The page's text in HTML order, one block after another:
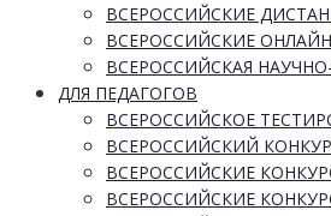
ВСЕРОССИЙСКИЕ
ВСЕРОССИЙСКИЕ
ВСЕРОССИЙСКАЯ
ДЛЯ ПЕДАГОГОВ
ВСЕРОССИЙСКОЕ
ВСЕРОССИЙСКИЙ
ВСЕРОССИЙСКИЕ
ВСЕРОССИЙСКИЕ